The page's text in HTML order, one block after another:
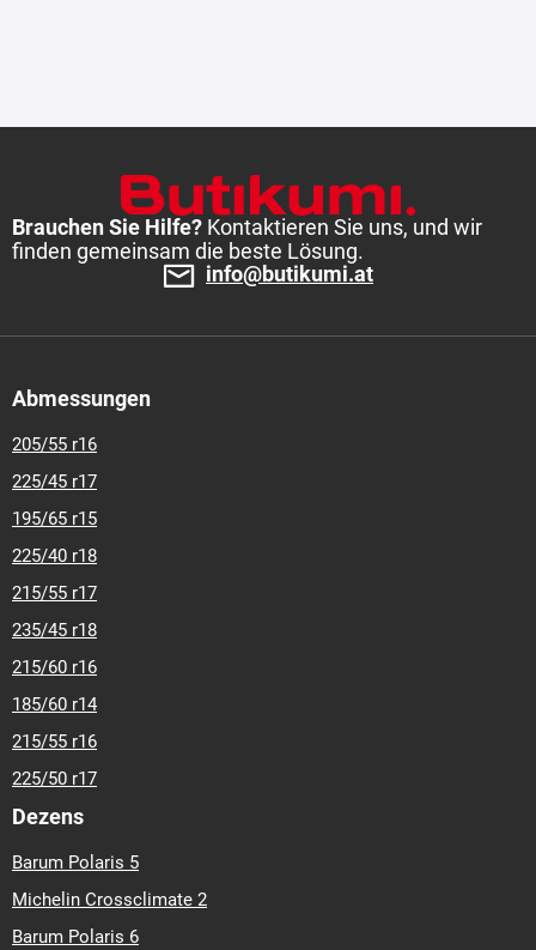
Brauchen Sie Hilfe? Kontaktieren Sie uns, und wir
finden gemeinsam die beste Lösung.
info@butikumi.at
Abmessungen
205/55 r16
225/45 r17
195/65 r15
225/40 r18
215/55 r17
235/45 r18
215/60 r16
185/60 r14
215/55 r16
225/50 r17
Dezens
Barum Polaris 5
Michelin Crossclimate 2
Barum Polaris 6